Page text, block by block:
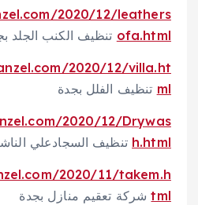
2020/12/leathers
ofa.html تنظيف الكنب الجلد
2020/12/villa.ht
ml تنظيف الفلل بجدة
2020/12/Drywas
h.html تنظيف السجادعلي
2020/11/takem.h
tmlشركة تعقيم منازل بجدة